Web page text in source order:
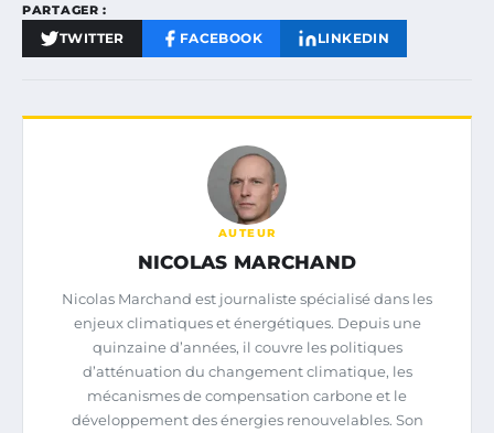
PARTAGER :
TWITTER FACEBOOK LINKEDIN
AUTEUR
NICOLAS MARCHAND
Nicolas Marchand est journaliste spécialisé dans les
enjeux climatiques et énergétiques. Depuis une
quinzaine d’années, il couvre les politiques
d’atténuation du changement climatique, les
mécanismes de compensation carbone et le
développement des énergies renouvelables. Son